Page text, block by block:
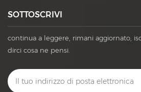
SOTTOSCRIVI
continua a leggere, rimani aggiornato,
dirci cosa ne pensi.